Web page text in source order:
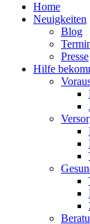
Home
Neuigkeiten
Blog
Presse
Hilfe